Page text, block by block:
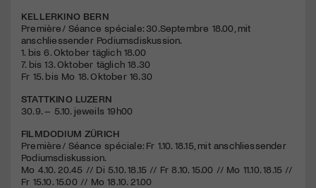
KELLERKINO BERN
Première/ Séance spéciale: 30.Septembre 18.00, mit
anschliessender Podiumsdiskussion.
1. bis 6. Oktober täglich 18.00
7. bis 13. Oktober täglich 18.30
Fr 15. bis Mo 18. Oktober 16.30
STATTKINO LUZERN
30.9. – 5.10. jeweils 19h00
FILMDODIUM ZÜRICH
Première/ Séance spéciale: Fr 1.10. 18.15, mit anschliessender
Podiumsdiskussion.
Mo 4.10. 20.45 // Di 5.10. 18.15 // Fr 8.10. 15.00 // Mo 11.10. 18.15 //
Fr 15.10. 15.00 // Mo 18.10. 21.00